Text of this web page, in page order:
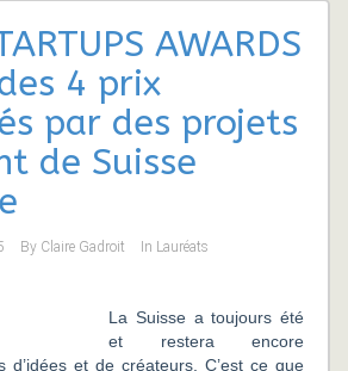
AWARDS
4 prix
par des projets
de Suisse
By Claire Gadroit In Lauréats
La Suisse a toujours été
et restera encore
d’idées et de créateurs. C’est ce que